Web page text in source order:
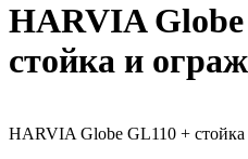
HARVIA Globe
стойка и
HARVIA Globe GL110 +